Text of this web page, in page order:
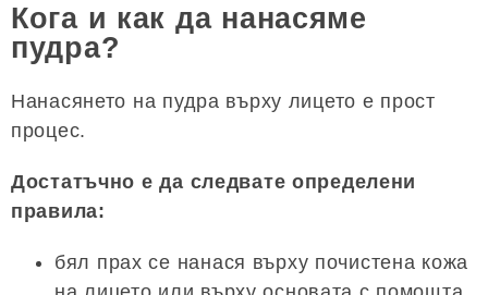
Кога и как да нанасяме
пудра?
Нанасянето на пудра върху лицето е прост
процес.
Достатъчно е да следвате определени
правила:
бял прах се нанася върху почистена кожа